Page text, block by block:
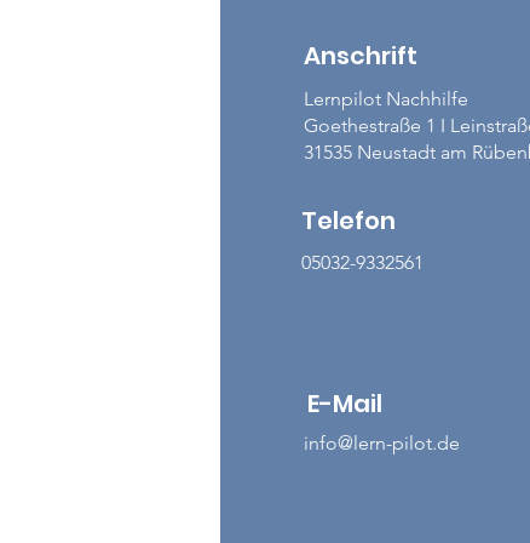
Anschrift
Lernpilot Nachhilfe
Goethestraße 1 I
31535 Neustadt am
Telefon
05032-9332561
E-Mail
info@lern-pilot.de